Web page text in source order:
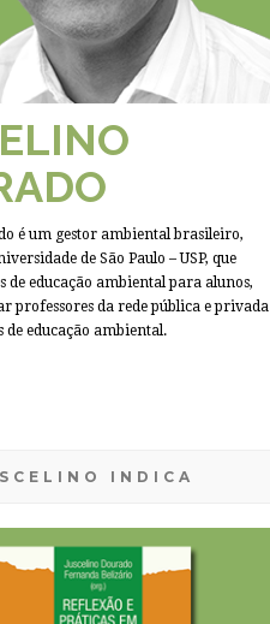
é um gestor ambiental brasileiro,
de São Paulo – USP, que
de educação ambiental para alunos,
professores da rede pública e privada
educação ambiental.
INDICA